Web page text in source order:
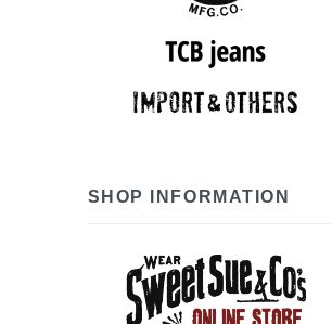
アウター
スウェット
Tシャツ
ロンT
パンツ
半袖シャツ
長袖シャツ
ベスト
帽子
グッズ
アウター
ベスト
長袖シャツ
パンツ
帽子
グッズ
SHOP INFORMATION